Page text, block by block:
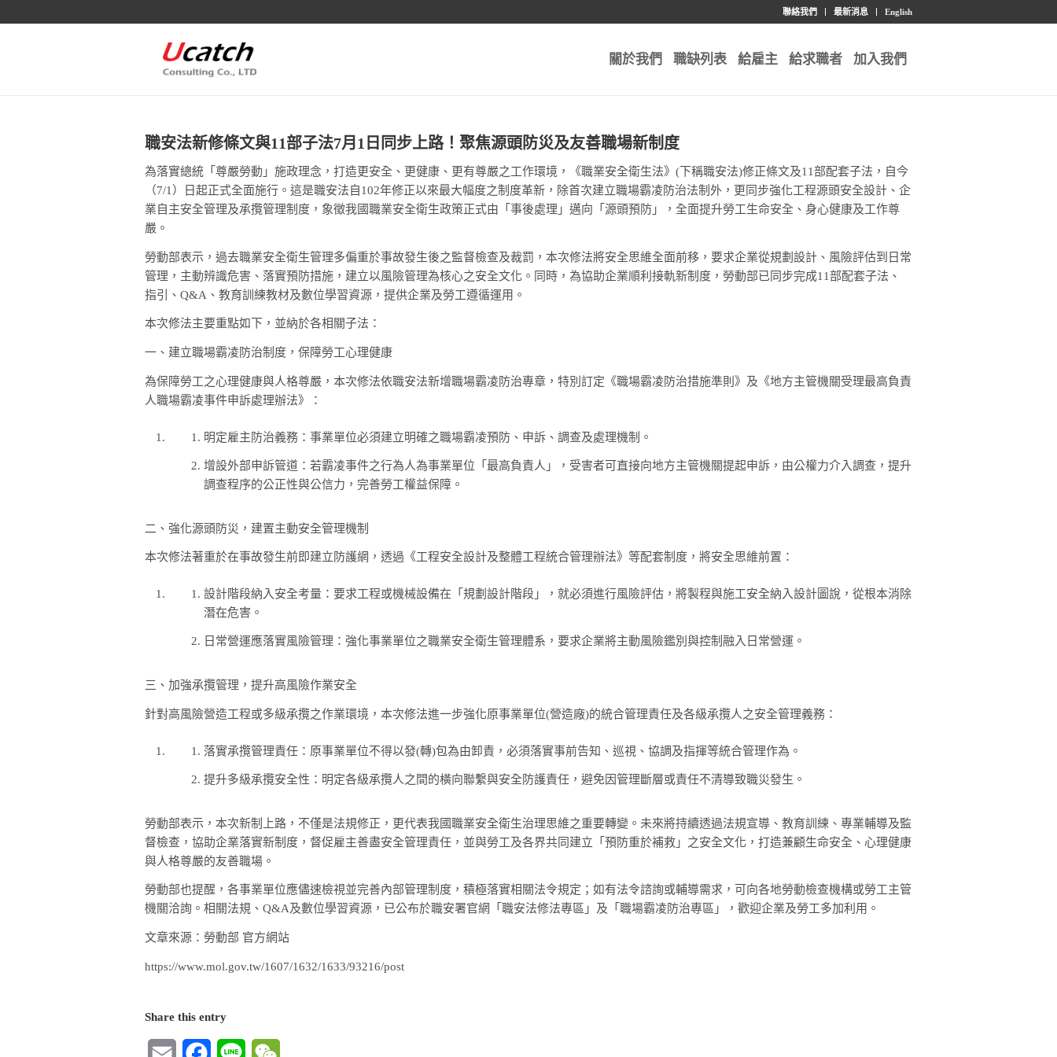
聯絡我們 最新消息 English
關於我們 職缺列表 給雇主 給求職者 加入我們
職安法新修條文與11部子法7月1日同步上路！聚焦源頭防災及友善職場新制度
為落實總統「尊嚴勞動」施政理念，打造更安全、更健康、更有尊嚴之工作環境，《職業安全衛生法》(下稱職安法)修正條文及11部配套子法，自今
（7/1）日起正式全面施行。這是職安法自102年修正以來最大幅度之制度革新，除首次建立職場霸凌防治法制外，更同步強化工程源頭安全設計、企
業自主安全管理及承攬管理制度，象徵我國職業安全衛生政策正式由「事後處理」邁向「源頭預防」，全面提升勞工生命安全、身心健康及工作尊
嚴。
勞動部表示，過去職業安全衛生管理多偏重於事故發生後之監督檢查及裁罰，本次修法將安全思維全面前移，要求企業從規劃設計、風險評估到日常
管理，主動辨識危害、落實預防措施，建立以風險管理為核心之安全文化。同時，為協助企業順利接軌新制度，勞動部已同步完成11部配套子法、
指引、Q&A、教育訓練教材及數位學習資源，提供企業及勞工遵循運用。
本次修法主要重點如下，並納於各相關子法：
一、建立職場霸凌防治制度，保障勞工心理健康
為保障勞工之心理健康與人格尊嚴，本次修法依職安法新增職場霸凌防治專章，特別訂定《職場霸凌防治措施準則》及《地方主管機關受理最高負責
人職場霸凌事件申訴處理辦法》：
明定雇主防治義務：事業單位必須建立明確之職場霸凌預防、申訴、調查及處理機制。
增設外部申訴管道：若霸凌事件之行為人為事業單位「最高負責人」，受害者可直接向地方主管機關提起申訴，由公權力介入調查，提升
調查程序的公正性與公信力，完善勞工權益保障。
二、強化源頭防災，建置主動安全管理機制
本次修法著重於在事故發生前即建立防護網，透過《工程安全設計及整體工程統合管理辦法》等配套制度，將安全思維前置：
設計階段納入安全考量：要求工程或機械設備在「規劃設計階段」，就必須進行風險評估，將製程與施工安全納入設計圖說，從根本消除
潛在危害。
日常營運應落實風險管理：強化事業單位之職業安全衛生管理體系，要求企業將主動風險鑑別與控制融入日常營運。
三、加強承攬管理，提升高風險作業安全
針對高風險營造工程或多級承攬之作業環境，本次修法進一步強化原事業單位(營造廠)的統合管理責任及各級承攬人之安全管理義務：
落實承攬管理責任：原事業單位不得以發(轉)包為由卸責，必須落實事前告知、巡視、協調及指揮等統合管理作為。
提升多級承攬安全性：明定各級承攬人之間的橫向聯繫與安全防護責任，避免因管理斷層或責任不清導致職災發生。
勞動部表示，本次新制上路，不僅是法規修正，更代表我國職業安全衛生治理思維之重要轉變。未來將持續透過法規宣導、教育訓練、專業輔導及監
督檢查，協助企業落實新制度，督促雇主善盡安全管理責任，並與勞工及各界共同建立「預防重於補救」之安全文化，打造兼顧生命安全、心理健康
與人格尊嚴的友善職場。
勞動部也提醒，各事業單位應儘速檢視並完善內部管理制度，積極落實相關法令規定；如有法令諮詢或輔導需求，可向各地勞動檢查機構或勞工主管
機關洽詢。相關法規、Q&A及數位學習資源，已公布於職安署官網「職安法修法專區」及「職場霸凌防治專區」，歡迎企業及勞工多加利用。
文章來源：勞動部 官方網站
https://www.mol.gov.tw/1607/1632/1633/93216/post
Share this entry
Email FacebookLine